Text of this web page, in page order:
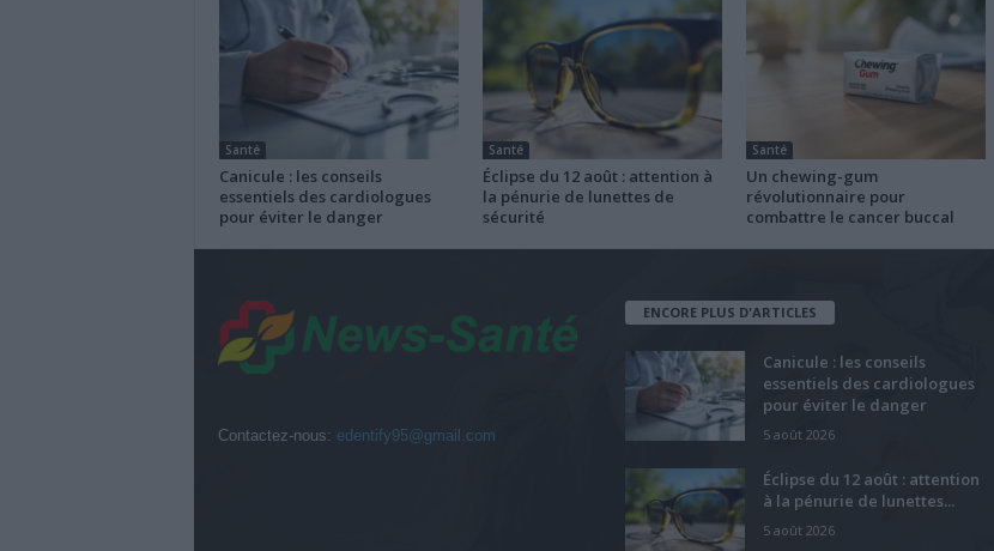
Santé
Canicule : les conseils
essentiels des cardiologues
pour éviter le danger
Santé
Éclipse du 12 août : attention à
la pénurie de lunettes de
sécurité
Santé
Un chewing-gum
révolutionnaire pour
combattre le cancer buccal
Contactez-nous: edentify95@gmail.com
ENCORE PLUS D'ARTICLES
Canicule : les conseils
essentiels des cardiologues
pour éviter le danger
5 août 2026
Éclipse du 12 août : attention
à la pénurie de lunettes...
5 août 2026